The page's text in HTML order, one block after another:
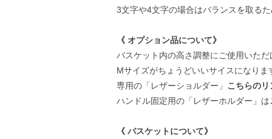
3文字や4文字の場合はバランスを取る
《 オプション品について》
バスケット内の高さ調整にご使用いた
Mサイズがちょうどいいサイスになりま
専用の「レザーショルダー」 こちらのリ
ハンドル固定用の「レザーホルダー」は
《 バスケットについて》